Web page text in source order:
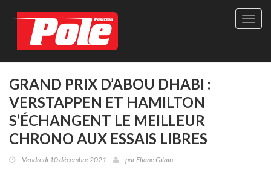
Site
GRAND PRIX D’ABOU DHABI :
VERSTAPPEN ET HAMILTON
S’ÉCHANGENT LE MEILLEUR
CHRONO AUX ESSAIS LIBRES
Vendredi 10 décembre 2021 parEliane Gilain